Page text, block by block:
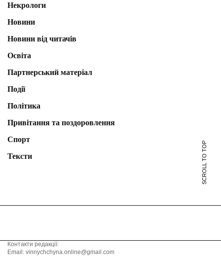
Некрологи
Новини
Новини від читачів
Освіта
Партнерський матеріал
Події
Політика
Привітання та поздоровлення
Спорт
Тексти
SCROLL TO TOP
Контакти редакції:
Email: vinnychchyna.online@gmail.com